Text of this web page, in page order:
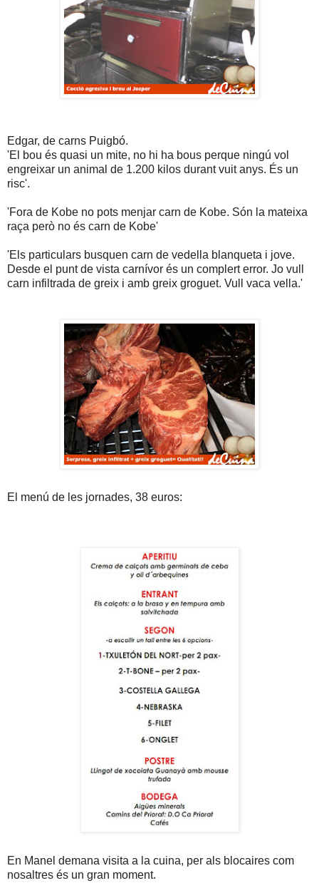
Edgar, de carns Puigbó.
'El bou és quasi un mite, no hi ha bous perque ningú vol
engreixar un animal de 1.200 kilos durant vuit anys. És un
risc'.
'Fora de Kobe no pots menjar carn de Kobe. Són la mateixa
raça però no és carn de Kobe'
'Els particulars busquen carn de vedella blanqueta i jove.
Desde el punt de vista carnívor és un complert error. Jo vull
carn infiltrada de greix i amb greix groguet. Vull vaca vella.'
El menú de les jornades, 38 euros:
En Manel demana visita a la cuina, per als blocaires com
nosaltres és un gran moment.